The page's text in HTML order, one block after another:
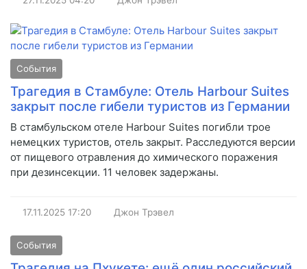
События
Трагедия в Стамбуле: Отель Harbour Suites
закрыт после гибели туристов из Германии
В стамбульском отеле Harbour Suites погибли трое
немецких туристов, отель закрыт. Расследуются версии
от пищевого отравления до химического поражения
при дезинсекции. 11 человек задержаны.
17.11.2025 17:20 Джон Трэвел
События